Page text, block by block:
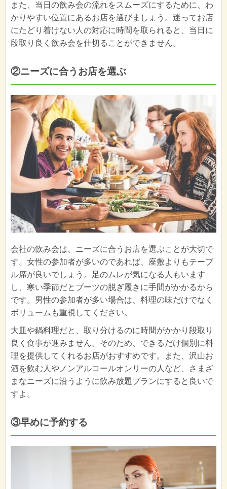
また、当日の飲み会の流れをスムーズにするために、わ
かりやすい位置にあるお店を選びましょう。迷ってお店
にたどり着けない人の対応に時間を取られると、当日に
段取り良く飲み会を仕切ることができません。
②ニーズに合うお店を選ぶ
会社の飲み会は、ニーズに合うお店を選ぶことが大切で
す。女性の参加者が多いのであれば、座敷よりもテーブ
ル席が良いでしょう。足のムレが気になる人もいます
し、寒い季節だとブーツの脱ぎ履きに手間がかかるから
です。男性の参加者が多い場合は、料理の味だけでなく
ボリュームも重視してください。
大皿や鍋料理だと、取り分けるのに時間がかかり段取り
良く食事が進みません。そのため、できるだけ個別に料
理を提供してくれるお店がおすすめです。また、沢山お
酒を飲む人やノンアルコールオンリーの人など、さまざ
まなニーズに沿うように飲み放題プランにすると良いで
すよ。
③早めに予約する